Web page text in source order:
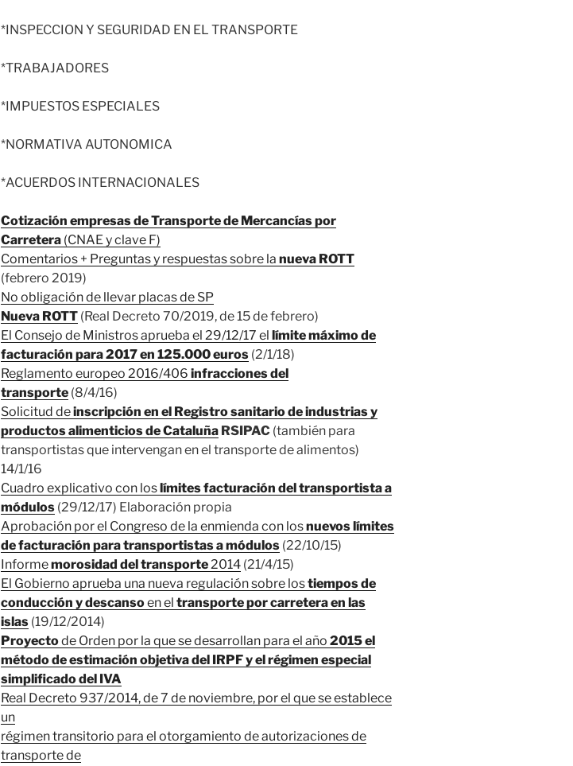
*INSPECCION Y SEGURIDAD EN EL TRANSPORTE
*TRABAJADORES
*IMPUESTOS ESPECIALES
*NORMATIVA AUTONOMICA
*ACUERDOS INTERNACIONALES
Cotización empresas de Transporte de Mercancías por
Carretera(CNAE y clave F)
Comentarios + Preguntas y respuestas sobre la nueva ROTT
(febrero 2019)
No obligación de llevar placas de SP
Nueva ROTT(Real Decreto 70/2019, de 15 de febrero)
El Consejo de Ministros aprueba el 29/12/17 el límite máximo de
facturación para 2017 en 125.000 euros(2/1/18)
Reglamento europeo 2016/406 infracciones del
transporte(8/4/16)
Solicitud deinscripción en el Registro sanitario de industrias y
productos alimenticios de CataluñaRSIPAC (también para
transportistas que intervengan en el transporte de alimentos)
14/1/16
Cuadro explicativo con loslímites facturación del transportista a
módulos(29/12/17) Elaboración propia
Aprobación por el Congreso de la enmienda con losnuevos límites
de facturación para transportistas a módulos(22/10/15)
Informemorosidad del transporte2014(21/4/15)
El Gobierno aprueba una nueva regulación sobre lostiempos de
conducción y descansoen el transporte por carretera en las
islas(19/12/2014)
Proyectode Orden por la que se desarrollan para el año 2015 el
método de estimación objetiva del IRPF y el régimen especial
simplificado del IVA
Real Decreto 937/2014, de 7 de noviembre, por el que se establece
un
régimen transitorio para el otorgamiento de autorizaciones de
transporte de